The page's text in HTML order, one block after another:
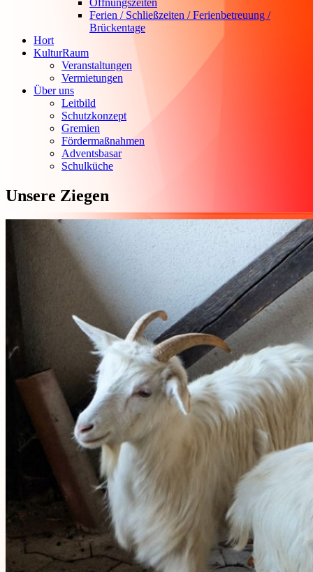
Öffnungszeiten
Ferien / Schließzeiten / Ferienbetreuung /
Brückentage
Hort
KulturRaum
Veranstaltungen
Vermietungen
Über uns
Leitbild
Schutzkonzept
Gremien
Fördermaßnahmen
Adventsbasar
Schulküche
Unsere Ziegen